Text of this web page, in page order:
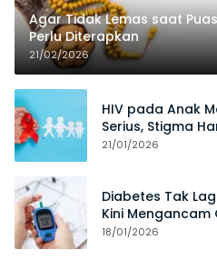
Agar Tidak Lemas saat
Perlu Diterapkan
21/02/2026
HIV pada Anak
Serius, Stigma
21/01/2026
Diabetes Tak
Kini Mengancam
18/01/2026